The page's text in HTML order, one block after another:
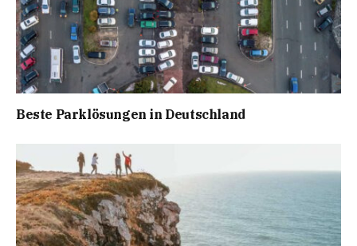
Beste Parklösungen in Deutschland